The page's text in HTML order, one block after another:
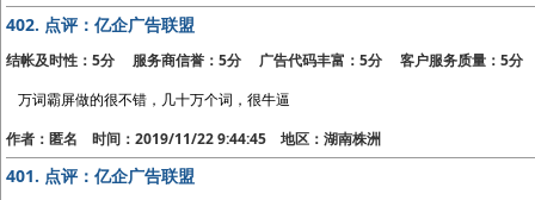
402. 点评：亿企广告联盟
结帐及时性：5分 服务商信誉：5分 广告代码丰富：5分 客户服务质量：5分
万词霸屏做的很不错，几十万个词，很牛逼
作者：匿名 时间：2019/11/22 9:44:45 地区：湖南株洲
401. 点评：亿企广告联盟